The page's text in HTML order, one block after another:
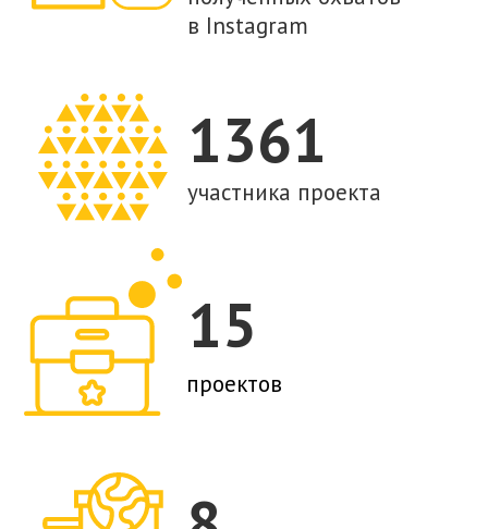
История не умалчивает
"История не умалчивает". Программа «
История [не] умалчивает» разбирает
новейшую историю Казахстана с ее
очевидцами и участниками. здесь мы
вспоминаем время позднего СССР и
обсуждаем вопросы деколонизации,
говорим о первых 30 годах независимости
Гостями наших выпусков уже стали
художница Сауле Сулейменова,
искусствовед Валерия Ибраева,
правозащитник Евгений Жовтис и
независимая кандидатка в депутаты,
наблюдатель Арайлым Назарова.
Смотреть